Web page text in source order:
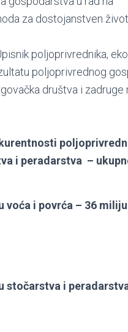
za dostojanstven
poljoprivrednika,
poljoprivrednog
društva i
i peradarstva –
i povrća – 36
i